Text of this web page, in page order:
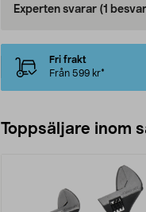
Experten svarar (1
Fri frakt
Från 599 kr*
Toppsäljare inom